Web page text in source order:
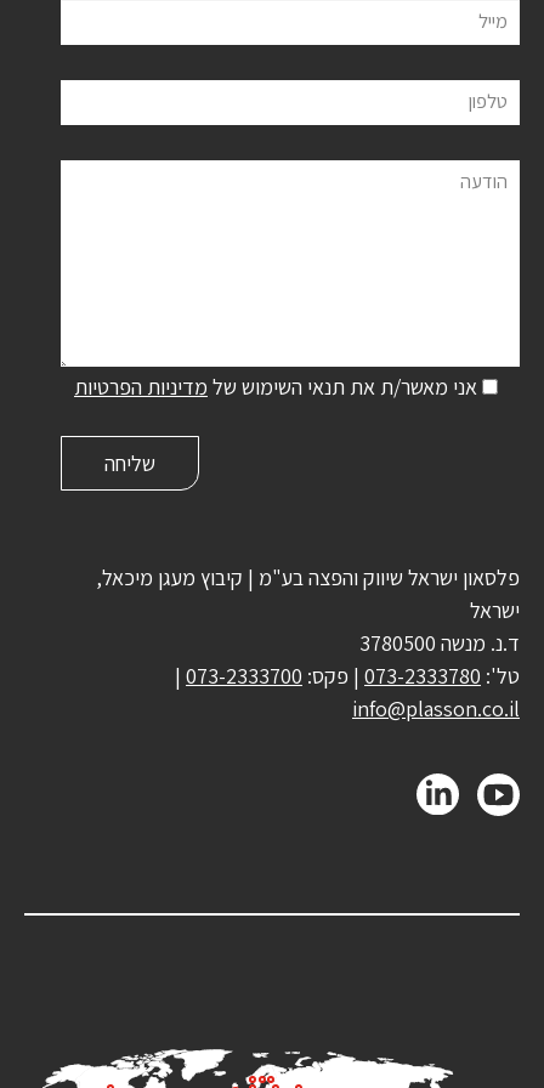
מייל
טלפון
הודעה
אני מאשר/ת את תנאי השימוש של מדיניות הפרטיות
פלסאון ישראל שיווק והפצה בע"מ | קיבוץ מעגן מיכאל,
ישראל
ד.נ. מנשה 3780500
טל': 073-2333780 | פקס: 073-2333700
|
info@plasson.co.il